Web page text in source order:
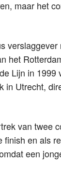
maar het
het
Lijn in
in Utrecht,
van twee
en als
een